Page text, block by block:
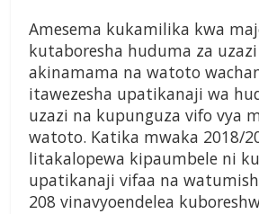
Amesema kukamilika kwa
kutaboresha huduma za
akinamama na watoto
itawezesha upatikanaji wa
uzazi na kupunguza vifo vya
watoto. Katika mwaka 2018/
litakalopewa kipaumbele ni
upatikanaji vifaa na
208 vinavyoendelea